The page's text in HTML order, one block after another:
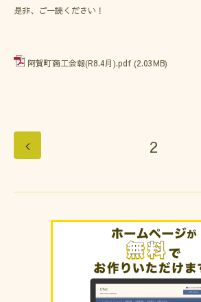
是非、ご一読ください！
阿賀町商工会報(R8.4月).pdf (2.03MB)
2